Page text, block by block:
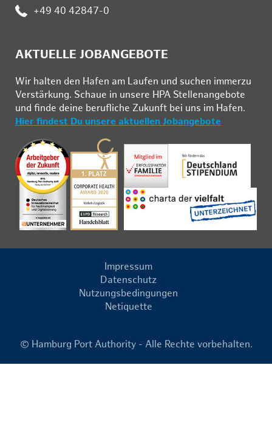
: +49 40 42847-0
AKTUELLE JOBANGEBOTE
Wir hal­ten den Ha­fen am Lau­fen und su­chen im­mer­zu
Ver­stär­kung. Schau­e in un­se­re HPA Stel­len­an­ge­bo­te
und fin­de deine be­ruf­li­che Zu­kunft bei uns im Ha­fen.
Hier findest Du unsere aktuellen Jobangebote
Impressum
Datenschutz
Nutzungsbedingungen
Netiquette
© Hamburg Port Authority - Alle Rechte vorbehalten.